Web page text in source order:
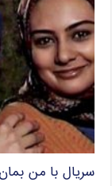
سریال با من بمان